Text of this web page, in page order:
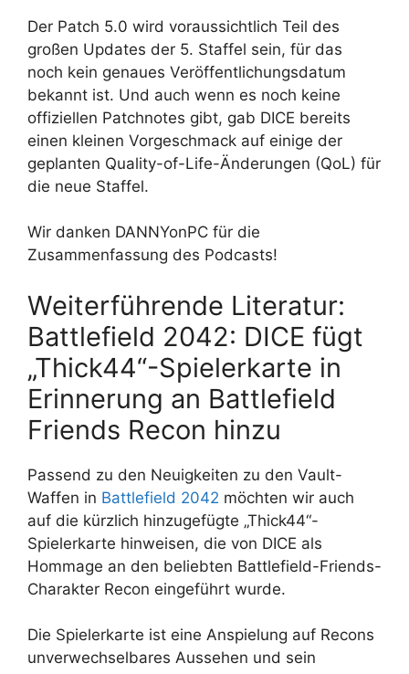
Der Patch 5.0 wird voraussichtlich Teil des
großen Updates der 5. Staffel sein, für das
noch kein genaues Veröffentlichungsdatum
bekannt ist. Und auch wenn es noch keine
offiziellen Patchnotes gibt, gab DICE bereits
einen kleinen Vorgeschmack auf einige der
geplanten Quality-of-Life-Änderungen (QoL) für
die neue Staffel.
Wir danken DANNYonPC für die
Zusammenfassung des Podcasts!
Weiterführende Literatur:
Battlefield 2042: DICE fügt
„Thick44“-Spielerkarte in
Erinnerung an Battlefield
Friends Recon hinzu
Passend zu den Neuigkeiten zu den Vault-
Waffen in Battlefield 2042 möchten wir auch
auf die kürzlich hinzugefügte „Thick44“-
Spielerkarte hinweisen, die von DICE als
Hommage an den beliebten Battlefield-Friends-
Charakter Recon eingeführt wurde.
Die Spielerkarte ist eine Anspielung auf Recons
unverwechselbares Aussehen und sein